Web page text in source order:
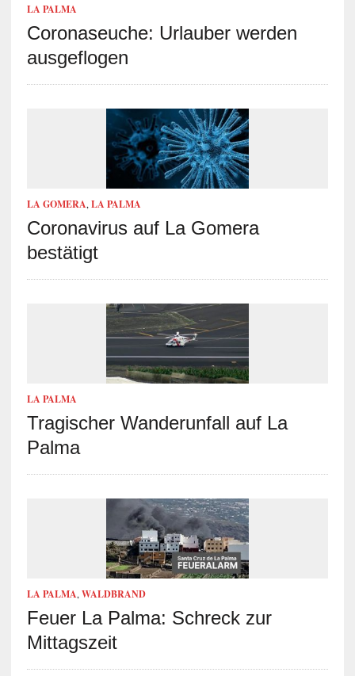
LA PALMA
Coronaseuche: Urlauber werden
ausgeflogen
LA GOMERA,LA PALMA
Coronavirus auf La Gomera
bestätigt
LA PALMA
Tragischer Wanderunfall auf La
Palma
LA PALMA,WALDBRAND
Feuer La Palma: Schreck zur
Mittagszeit